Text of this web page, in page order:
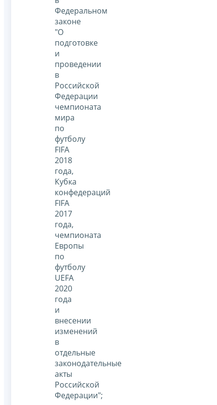
Федеральном
законе
"О
подготовке
и
проведении
в
Российской
Федерации
чемпионата
мира
по
футболу
FIFA
2018
года,
Кубка
конфедераций
FIFA
2017
года,
чемпионата
Европы
по
футболу
UEFA
2020
года
и
внесении
изменений
в
отдельные
законодательные
акты
Российской
Федерации";